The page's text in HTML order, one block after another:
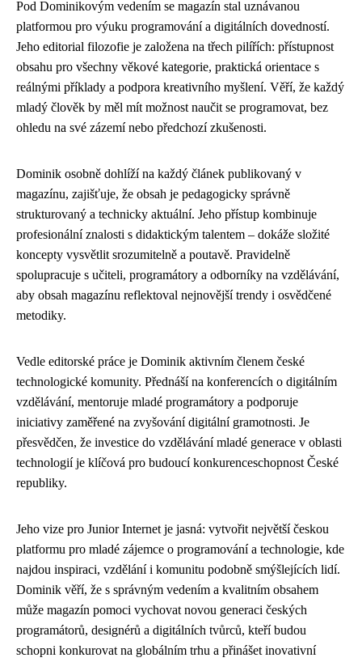
Pod Dominikovým vedením se magazín stal uznávanou
platformou pro výuku programování a digitálních dovedností.
Jeho editorial filozofie je založena na třech pilířích: přístupnost
obsahu pro všechny věkové kategorie, praktická orientace s
reálnými příklady a podpora kreativního myšlení. Věří, že každý
mladý člověk by měl mít možnost naučit se programovat, bez
ohledu na své zázemí nebo předchozí zkušenosti.
Dominik osobně dohlíží na každý článek publikovaný v
magazínu, zajišťuje, že obsah je pedagogicky správně
strukturovaný a technicky aktuální. Jeho přístup kombinuje
profesionální znalosti s didaktickým talentem – dokáže složité
koncepty vysvětlit srozumitelně a poutavě. Pravidelně
spolupracuje s učiteli, programátory a odborníky na vzdělávání,
aby obsah magazínu reflektoval nejnovější trendy i osvědčené
metodiky.
Vedle editorské práce je Dominik aktivním členem české
technologické komunity. Přednáší na konferencích o digitálním
vzdělávání, mentoruje mladé programátory a podporuje
iniciativy zaměřené na zvyšování digitální gramotnosti. Je
přesvědčen, že investice do vzdělávání mladé generace v oblasti
technologií je klíčová pro budoucí konkurenceschopnost České
republiky.
Jeho vize pro Junior Internet je jasná: vytvořit největší českou
platformu pro mladé zájemce o programování a technologie, kde
najdou inspiraci, vzdělání i komunitu podobně smýšlejících lidí.
Dominik věří, že s správným vedením a kvalitním obsahem
může magazín pomoci vychovat novou generaci českých
programátorů, designérů a digitálních tvůrců, kteří budou
schopni konkurovat na globálním trhu a přinášet inovativní